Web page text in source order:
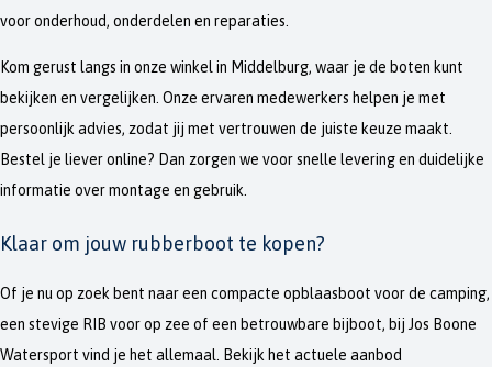
voor onderhoud, onderdelen en reparaties.
Kom gerust langs in onze winkel in Middelburg, waar je de boten kunt
bekijken en vergelijken. Onze ervaren medewerkers helpen je met
persoonlijk advies, zodat jij met vertrouwen de juiste keuze maakt.
Bestel je liever online? Dan zorgen we voor snelle levering en duidelijke
informatie over montage en gebruik.
Klaar om jouw rubberboot te kopen?
Of je nu op zoek bent naar een compacte opblaasboot voor de camping,
een stevige RIB voor op zee of een betrouwbare bijboot, bij Jos Boone
Watersport vind je het allemaal. Bekijk het actuele aanbod